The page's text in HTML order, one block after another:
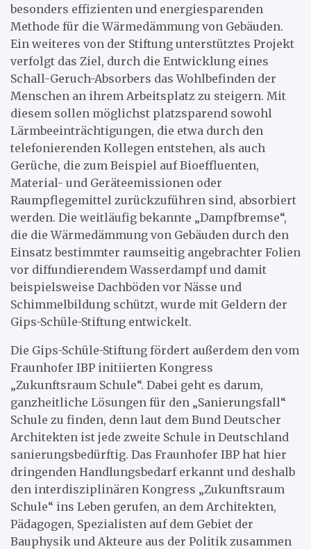
besonders effizienten und energiesparenden
Methode für die Wärmedämmung von Gebäuden.
Ein weiteres von der Stiftung unterstütztes Projekt
verfolgt das Ziel, durch die Entwicklung eines
Schall-Geruch-Absorbers das Wohlbefinden der
Menschen an ihrem Arbeitsplatz zu steigern. Mit
diesem sollen möglichst platzsparend sowohl
Lärmbeeinträchtigungen, die etwa durch den
telefonierenden Kollegen entstehen, als auch
Gerüche, die zum Beispiel auf Bioeffluenten,
Material- und Geräteemissionen oder
Raumpflegemittel zurückzuführen sind, absorbiert
werden. Die weitläufig bekannte „Dampfbremse“,
die die Wärmedämmung von Gebäuden durch den
Einsatz bestimmter raumseitig angebrachter Folien
vor diffundierendem Wasserdampf und damit
beispielsweise Dachböden vor Nässe und
Schimmelbildung schützt, wurde mit Geldern der
Gips-Schüle-Stiftung entwickelt.
Die Gips-Schüle-Stiftung fördert außerdem den vom
Fraunhofer IBP initiierten Kongress
„Zukunftsraum Schule“. Dabei geht es darum,
ganzheitliche Lösungen für den „Sanierungsfall“
Schule zu finden, denn laut dem Bund Deutscher
Architekten ist jede zweite Schule in Deutschland
sanierungsbedürftig. Das Fraunhofer IBP hat hier
dringenden Handlungsbedarf erkannt und deshalb
den interdisziplinären Kongress „Zukunftsraum
Schule“ ins Leben gerufen, an dem Architekten,
Pädagogen, Spezialisten auf dem Gebiet der
Bauphysik und Akteure aus der Politik zusammen